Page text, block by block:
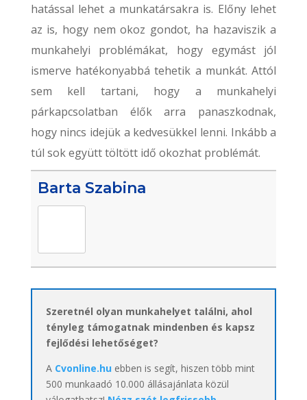
hatással lehet a munkatársakra is. Előny lehet
az is, hogy nem okoz gondot, ha hazaviszik a
munkahelyi problémákat, hogy egymást jól
ismerve hatékonyabbá tehetik a munkát. Attól
sem kell tartani, hogy a munkahelyi
párkapcsolatban élők arra panaszkodnak,
hogy nincs idejük a kedvesükkel lenni. Inkább a
túl sok együtt töltött idő okozhat problémát.
Barta Szabina
Szeretnél olyan munkahelyet találni, ahol
tényleg támogatnak mindenben és kapsz
fejlődési lehetőséget?
A Cvonline.huebben is segít, hiszen több mint
500 munkaadó 10.000 állásajánlata közül